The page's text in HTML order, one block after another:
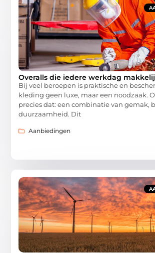
Overalls die iedere werkdag
Bij veel beroepen is praktische en
kleding geen luxe, maar een noodzaak.
precies dat: een combinatie van gemak,
duurzaamheid. Dit
Aanbiedingen